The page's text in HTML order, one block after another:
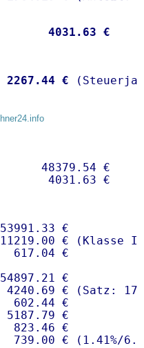
4031.63 €
2267.44 €
48379.54 €
€
€ (Klasse I)
617.04 €
€
4240.69 € (Satz:
602.44 €
€
823.46 €
€ ( 1.41%/